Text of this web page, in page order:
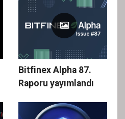
Bitfinex Alpha 87.
Raporu yayımlandı